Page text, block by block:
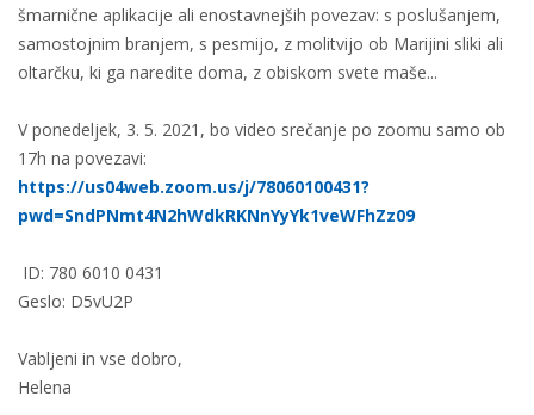
šmarnične aplikacije ali enostavnejših povezav: s poslušanjem,
samostojnim branjem, s pesmijo, z molitvijo ob Marijini sliki ali
oltarčku, ki ga naredite doma, z obiskom svete maše...
V ponedeljek, 3. 5. 2021, bo video srečanje po zoomu samo ob
17h na povezavi:
https://us04web.zoom.us/j/78060100431?
pwd=SndPNmt4N2hWdkRKNnYyYk1veWFhZz09
ID: 780 6010 0431
Geslo: D5vU2P
Vabljeni in vse dobro,
Helena